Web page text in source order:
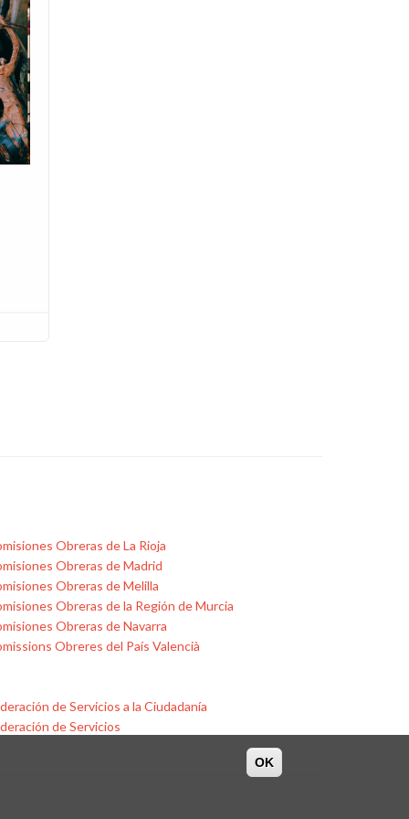
Obreras de La Rioja
Obreras de Madrid
Obreras de Melilla
Obreras de la Región de Murcia
Obreras de Navarra
Obreres del País Valencià
de Servicios a la Ciudadanía
de Servicios
OK